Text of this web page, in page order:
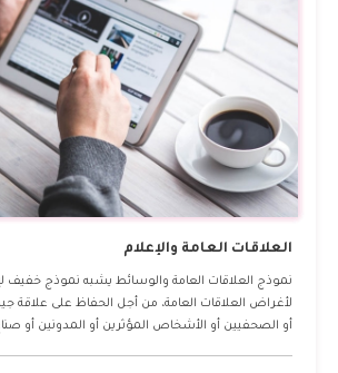
العلاقات العامة والإعلام
نموذج العلاقات العامة والوسائط يشبه نموذج خفيف
لأغراض العلاقات العامة، من أجل الحفاظ على
أو الصحفيين أو الأشخاص المؤثرين أو المدونين أو